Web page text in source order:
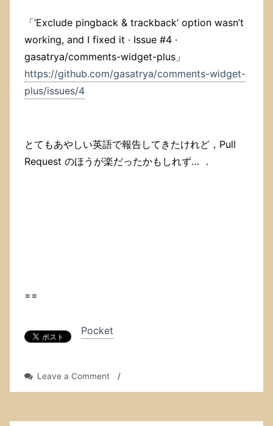
「’Exclude pingback & trackback’ option wasn’t
working, and I fixed it · Issue #4 ·
gasatrya/comments-widget-plus」
https://github.com/gasatrya/comments-widget-
plus/issues/4
とてもあやしい英語で報告してきたけれど，Pull
Request のほうが楽だったかもしれず… ．
==
Pocket
Leave a Commenton
Comments
/